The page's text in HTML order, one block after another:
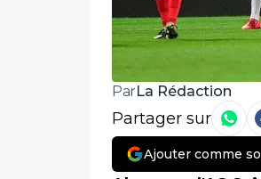
ParLa Rédaction
Partager sur
Ajouter comme